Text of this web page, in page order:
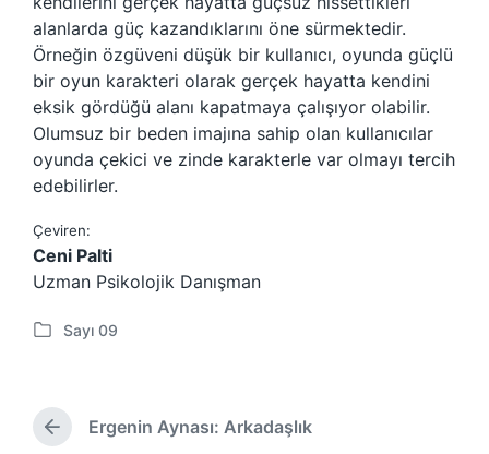
alanlarda güç kazandıklarını öne sürmektedir.
Örneğin özgüveni düşük bir kullanıcı, oyunda güçlü
bir oyun karakteri olarak gerçek hayatta kendini
eksik gördüğü alanı kapatmaya çalışıyor olabilir.
Olumsuz bir beden imajına sahip olan kullanıcılar
oyunda çekici ve zinde karakterle var olmayı tercih
edebilirler.
Çeviren:
Ceni Palti
Uzman Psikolojik Danışman
P
e
Sayı 09
Ö
Ergenin Aynası: Arkadaşlık